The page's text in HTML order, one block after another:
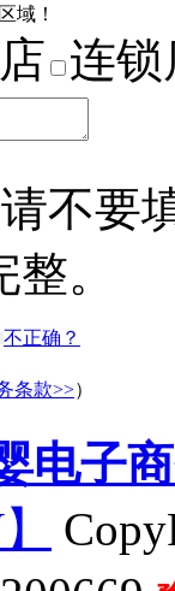
域！
连锁
不要
。
不正确？
条款>>）
电子